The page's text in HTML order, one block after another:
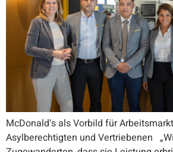
McDonald‘s als Vorbild für
Asylberechtigten und Vertriebenen